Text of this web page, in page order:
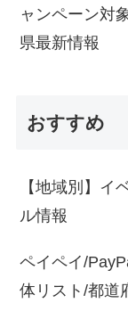
ャンペーン対
県最新情報
おすすめ
【地域別】イ
ル情報
ペイペイ/
体リスト/都道